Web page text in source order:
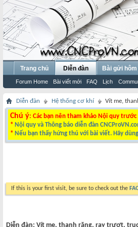
Trang chủ Diễn đàn
Forum Home Bài viết mới FAQ Lịch
Bài gửi
Diễn đàn Hệ thống cơ khí Vít me,
Chú ý: Các bạn nên tham khảo Nội quy
* Nội quy và Thông báo diễn đàn
* Nếu bạn thấy hứng thú với bài viết. Hãy
If this is your first visit, be sure to check out the
Diễn đàn: Vít me, thanh răng, ray trượt,